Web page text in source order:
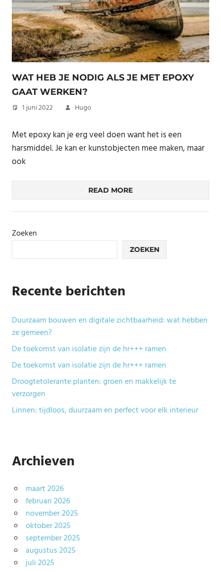
WAT HEB JE NODIG ALS JE MET EPOXY
GAAT WERKEN?
1 juni 2022 Hugo
Met epoxy kan je erg veel doen want het is een
harsmiddel. Je kan er kunstobjecten mee maken, maar
ook
READ MORE
Zoeken
ZOEKEN
Recente berichten
Duurzaam bouwen en digitale zichtbaarheid: wat hebben
ze gemeen?
De toekomst van isolatie zijn de hr+++ ramen
De toekomst van isolatie zijn de hr+++ ramen
Droogtetolerante planten: groen en makkelijk te
verzorgen
Linnen: tijdloos, duurzaam en perfect voor elk interieur
Archieven
maart 2026
februari 2026
november 2025
oktober 2025
september 2025
augustus 2025
juli 2025